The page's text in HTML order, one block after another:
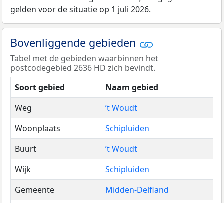
gelden voor de situatie op 1 juli 2026.
Bovenliggende gebieden
Tabel met de gebieden waarbinnen het
postcodegebied 2636 HD zich bevindt.
Soort gebied
Naam gebied
Weg
’t Woudt
Woonplaats
Schipluiden
Buurt
’t Woudt
Wijk
Schipluiden
Gemeente
Midden-Delfland